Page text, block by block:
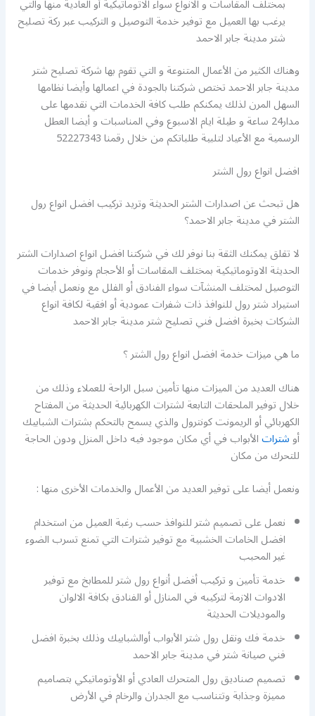
يرغب بها العميل مع توفير خدمة التوصيل و التركيب عبر ركة تصليح
شتر مدينة جابر الاحمد
وهناك الكثير من الأعمال المتنوعة و التي تقوم بها شركة تصليح شتر
مدينة جابر الاحمد تختص شركتنا بالجودة في اعمالها وأيضا نظامها
السهل المرن لذلك يمكنكم طلب كافة الخدمات التي نقدمها على
مدار24 ساعة و طيلة ايام الاسبوع وفي المناسبات و أيضا العطل
الرسمية مع الأعياد لتلبية طلباتكم من خلال رقمنا 52227343
افضل انواع رول الشتر
هل تبحث عن اصدارات الشتر الحديثة وتريد تركيب افضل انواع رول
الشتر في مدينة جابر الاحمد؟
لا تقلق يمكنك الثقة بنا نوفر لك في شركتنا افضل انواع اصدارات الشتر
الحديثة الاوتوماتيكية بمختلف المقاسات أو الأحجام ونوفر خدمات
التوصيل لمختلف المنشآت سواء الفنادق أو الفلل مع ونعمل أيضا في
استيراد شتر رول للنوافذ ذات شفرات عمودية أو افقية لكافة انواع
الشركات بخبرة افضل فني تصليح شتر مدينة جابر الاحمد
ما هي ميزات خدمة افضل انواع رول الشتر ؟
هناك العديد من الميزات منها تأمين سبل الراحة للعملاء وذلك من
خلال توفير الملحقات التابعة لشترات الكهربائية الحديثة من المفتاح
الكهربائي أو الريمونت كونترول والذي يسمح بالتحكم بشترات الشبابيك
أوشتراتالأبواب في أي مكان موجود فيه داخل المنزل ودون الحاجة
للتحرك من مكان
ونعمل أيضا على توفير العديد من الأعمال والخدمات الأخرى منها :
نعمل على تصميم شتر للنوافذ حسب رغبة العميل من استخدام
افضل الخامات الخشبية مع توفير شترات التي تمنع تسرب الضوء
غير المحبب
خدمة تأمين و تركيب أفضل أنواع رول شتر للمطابخ مع توفير
الادوات الازمة لتركيبه في المنازل أو الفنادق بكافة الالوان
والموديلات الحديثة
خدمة فك ونقل رول شتر الأبواب أوالشبابيك وذلك بخبرة افضل
فني صيانة شتر في مدينة جابر الاحمد
تصميم صناديق رول المتحرك العادي أو الأوتوماتيكي بتصاميم
مميزة وجذابة وتتناسب مع الجدران والرخام في الأرض